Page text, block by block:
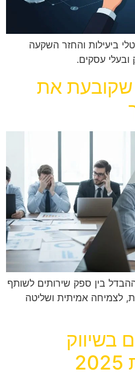
ביעילות והחזר השקעה
את
בין ספק שירותים לשותף
לצמיחה אמיתית ושליטה
בשיווק